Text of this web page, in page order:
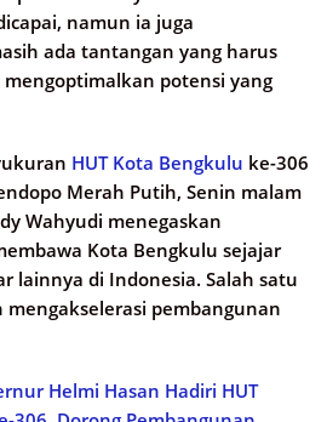
namun ia juga
ada tantangan yang harus
potensi yang
HUT Kota Bengkulu ke-306
Merah Putih, Senin malam
Wahyudi menegaskan
Kota Bengkulu sejajar
lainnya di Indonesia. Salah satu
pembangunan
Helmi Hasan Hadiri HUT